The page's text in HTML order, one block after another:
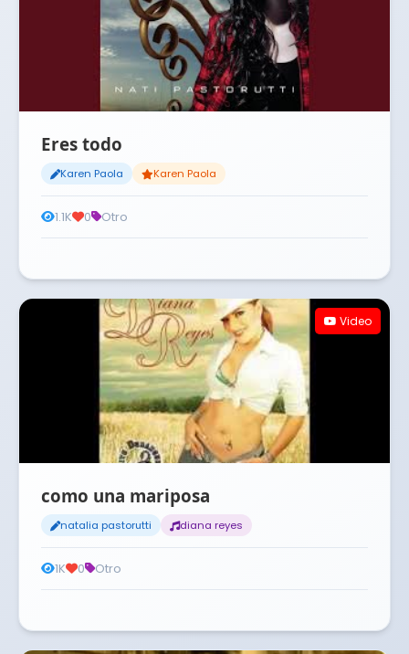
Eres todo
Karen Paola Karen Paola
1.1K 0 Otro
Video
como una mariposa
natalia pastorutti diana reyes
1K 0 Otro